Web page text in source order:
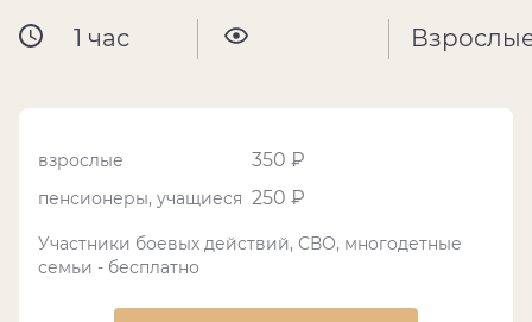
1 час
взрослые 350 ₽
пенсионеры, учащиеся 250 ₽
Участники боевых действий, СВО, многодетные
семьи - бесплатно